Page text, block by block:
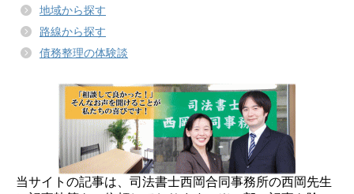
地域から探す
路線から探す
債務整理の体験談
当サイトの記事は、司法書士西岡合同事務所の西岡先生